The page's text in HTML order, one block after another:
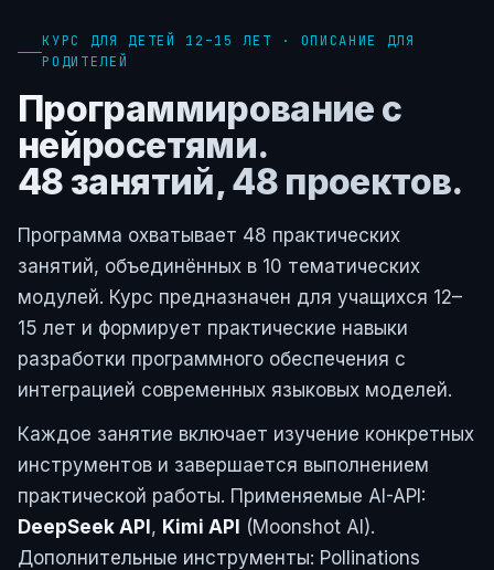
КУРС ДЛЯ ДЕТЕЙ 12–15 ЛЕТ · ОПИСАНИЕ ДЛЯ
РОДИТЕЛЕЙ
Программирование с
нейросетями.
48 занятий, 48 проектов.
Программа охватывает 48 практических
занятий, объединённых в 10 тематических
модулей. Курс предназначен для учащихся 12–
15 лет и формирует практические навыки
разработки программного обеспечения с
интеграцией современных языковых моделей.
Каждое занятие включает изучение конкретных
инструментов и завершается выполнением
практической работы. Применяемые AI-API:
DeepSeek API , Kimi API
(Moonshot AI).
Дополнительные инструменты: Pollinations